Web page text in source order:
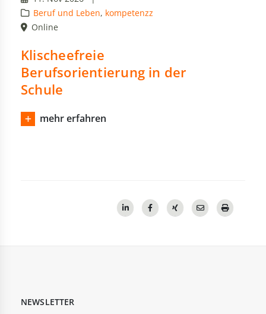
Beruf und Leben, kompetenzz
Online
Klischeefreie
Berufsorientierung in der
Schule
mehr erfahren
NEWSLETTER